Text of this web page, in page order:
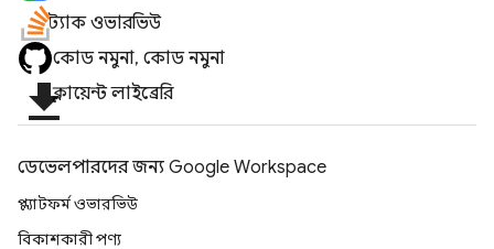
স্ট্যাক ওভারভিউ
কোড নমুনা, কোড নমুনা
file_downloadক্লায়েন্ট লাইব্রেরি
ডেভেলপারদের জন্য Google Workspace
প্ল্যাটফর্ম ওভারভিউ
বিকাশকারী পণ্য